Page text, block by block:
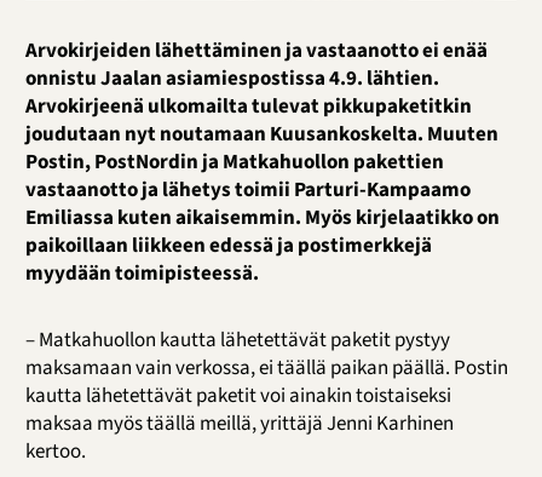
Arvokirjeiden lähettäminen ja vastaanotto ei enää
onnistu Jaalan asiamiespostissa 4.9. lähtien.
Arvokirjeenä ulkomailta tulevat pikkupaketitkin
joudutaan nyt noutamaan Kuusankoskelta. Muuten
Postin, PostNordin ja Matkahuollon pakettien
vastaanotto ja lähetys toimii Parturi-Kampaamo
Emiliassa kuten aikaisemmin. Myös kirjelaatikko on
paikoillaan liikkeen edessä ja postimerkkejä
myydään toimipisteessä.
– Matkahuollon kautta lähetettävät paketit pystyy
maksamaan vain verkossa, ei täällä paikan päällä. Postin
kautta lähetettävät paketit voi ainakin toistaiseksi
maksaa myös täällä meillä, yrittäjä Jenni Karhinen
kertoo.